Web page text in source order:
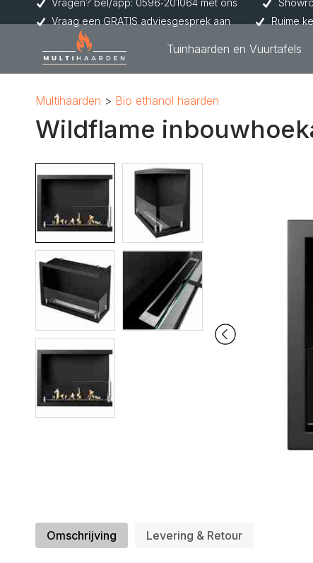
Vragen? bel/app: 0596‑201064 met ons
Vraag een GRATIS adviesgesprek aan
Ruime
Tuinhaarden en Vuurtafels
Multihaarden Bio ethanol haarden
Wildflame
Omschrijving Levering & Retour